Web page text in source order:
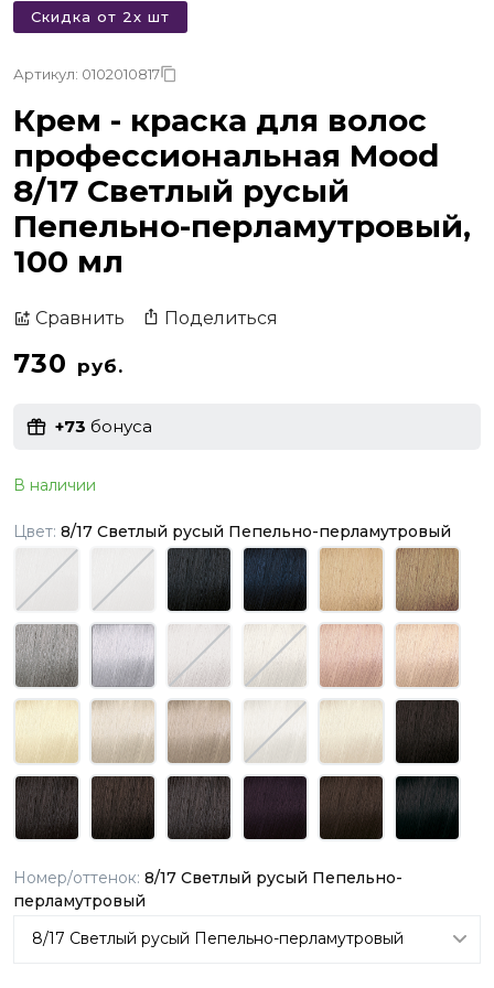
Скидка от 2х шт
Артикул: 0102010817
Крем - краска для волос
профессиональная Mood
8/17 Светлый русый
Пепельно-перламутровый,
100 мл
Сравнить Поделиться
730 руб.
+73 бонуса
В наличии
Цвет: 8/17 Светлый русый Пепельно-перламутровый
Номер/оттенок: 8/17 Светлый русый Пепельно-
перламутровый